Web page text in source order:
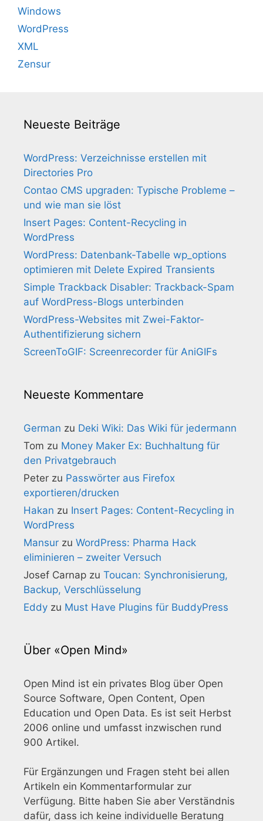
Windows
WordPress
XML
Zensur
Neueste Beiträge
WordPress: Verzeichnisse erstellen mit
Directories Pro
Contao CMS upgraden: Typische Probleme –
und wie man sie löst
Insert Pages: Content-Recycling in
WordPress
WordPress: Datenbank-Tabelle wp_options
optimieren mit Delete Expired Transients
Simple Trackback Disabler: Trackback-Spam
auf WordPress-Blogs unterbinden
WordPress-Websites mit Zwei-Faktor-
Authentifizierung sichern
ScreenToGIF: Screenrecorder für AniGIFs
Neueste Kommentare
German zu Deki Wiki: Das Wiki für jedermann
Tom zu Money Maker Ex: Buchhaltung für
den Privatgebrauch
Peter zu Passwörter aus Firefox
exportieren/drucken
Hakan zu Insert Pages: Content-Recycling in
WordPress
Mansur zu WordPress: Pharma Hack
eliminieren – zweiter Versuch
Josef Carnap zu Toucan: Synchronisierung,
Backup, Verschlüsselung
Eddy zu Must Have Plugins für BuddyPress
Über «Open Mind»
Open Mind ist ein privates Blog über Open
Source Software, Open Content, Open
Education und Open Data. Es ist seit Herbst
2006 online und umfasst inzwischen rund
900 Artikel.
Für Ergänzungen und Fragen steht bei allen
Artikeln ein Kommentarformular zur
Verfügung. Bitte haben Sie aber Verständnis
dafür, dass ich keine individuelle Beratung